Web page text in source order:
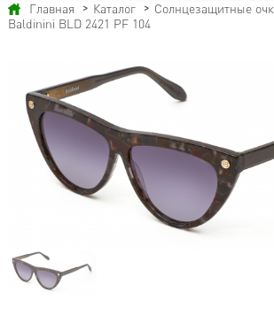
Главная Каталог Солнцезащитные
Baldinini BLD 2421 PF 104